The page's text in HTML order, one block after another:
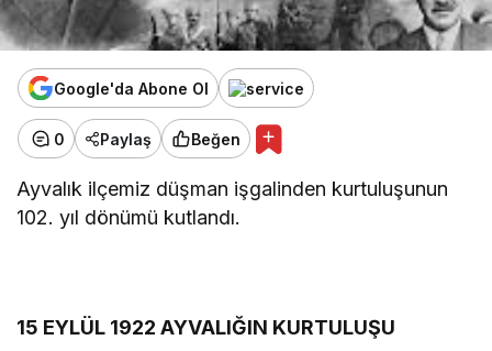
Google'da Abone Ol
0 Paylaş Beğen
Ayvalık ilçemiz düşman işgalinden kurtuluşunun
102. yıl dönümü kutlandı.
15 EYLÜL 1922 AYVALIĞIN KURTULUŞU